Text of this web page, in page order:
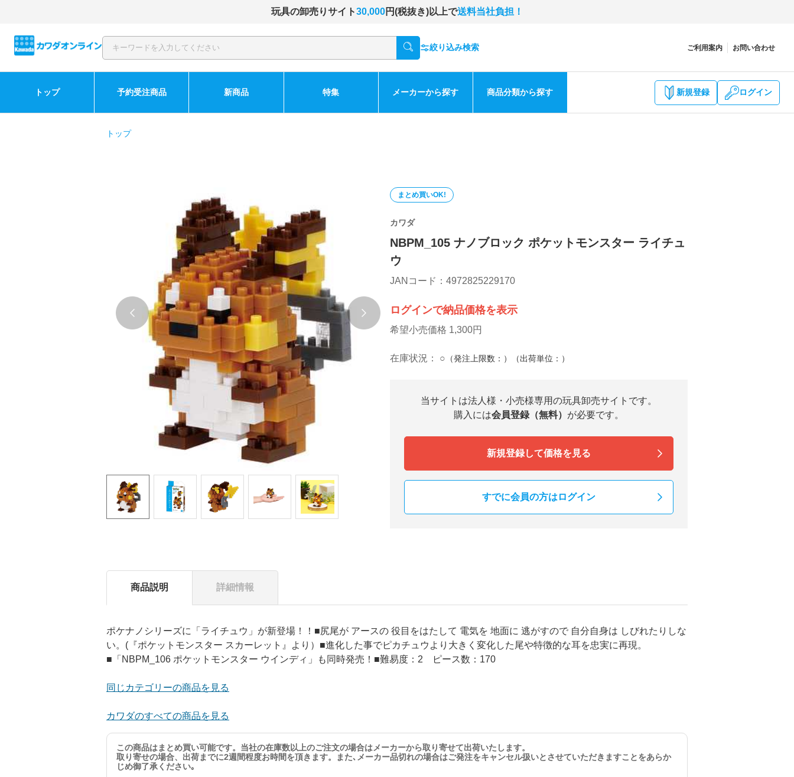
玩具の卸売りサイト30,000円(税抜き)以上で送料当社負担！
絞り込み検索 ご利用案内 お問い合わせ
トップ 予約受注商品 新商品 特集 メーカーから探す 商品分類から探す 新規登録 ログイン
トップ
まとめ買いOK!
カワダ
NBPM_105 ナノブロック ポケットモンスター ライチュ
ウ
JANコード：4972825229170
ログインで納品価格を表示
希望小売価格 1,300円
在庫状況： ○ （発注上限数：）（出荷単位：）
当サイトは法人様・小売様専用の玩具卸売サイトです。
購入には会員登録（無料） が必要です。
新規登録して価格を見る
すでに会員の方はログイン
商品説明 詳細情報
ポケナノシリーズに「ライチュウ」が新登場！！■尻尾が アースの 役目をはたして 電気を 地面に 逃がすので 自分自身は しびれたりしな
い。(『ポケットモンスター スカーレット』より）■進化した事でピカチュウより大きく変化した尾や特徴的な耳を忠実に再現。
■「NBPM_106 ポケットモンスター ウインディ」も同時発売！■難易度：2 ピース数：170
同じカテゴリーの商品を見る
カワダのすべての商品を見る
この商品はまとめ買い可能です。当社の在庫数以上のご注文の場合はメーカーから取り寄せて出荷いたします。
取り寄せの場合、出荷までに2週間程度お時間を頂きます。また､メーカー品切れの場合はご発注をキャンセル扱いとさせていただきますことをあらか
じめ御了承ください｡